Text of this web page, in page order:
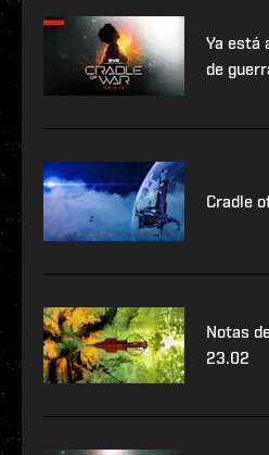
Ya está
de
Cradle
Notas
23.02